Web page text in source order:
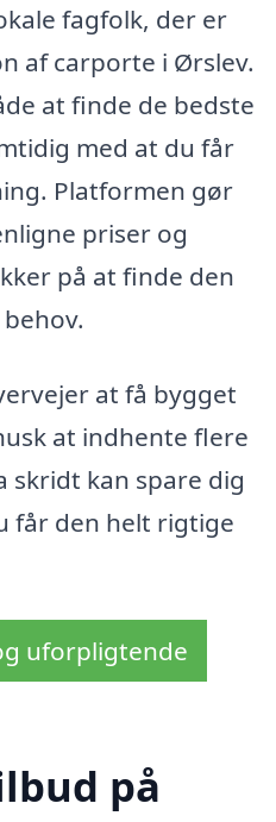
fagfolk, der er
af carporte i Ørslev.
at finde de bedste
med at du får
Platformen gør
priser og
på at finde den
at få bygget
at indhente flere
skridt kan spare dig
får den helt rigtige
uforpligtende
på